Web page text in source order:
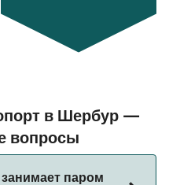
в Шербур —
вопросы
паром